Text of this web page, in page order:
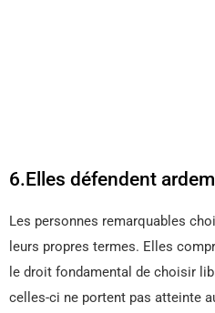
6.Elles défendent
Les personnes remarquables
leurs propres termes. Elles
le droit fondamental de choisir
celles-ci ne portent pas atteinte